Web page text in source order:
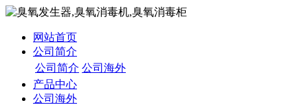
网站首页
公司简介
公司简介 公司海外
产品中心
公司海外